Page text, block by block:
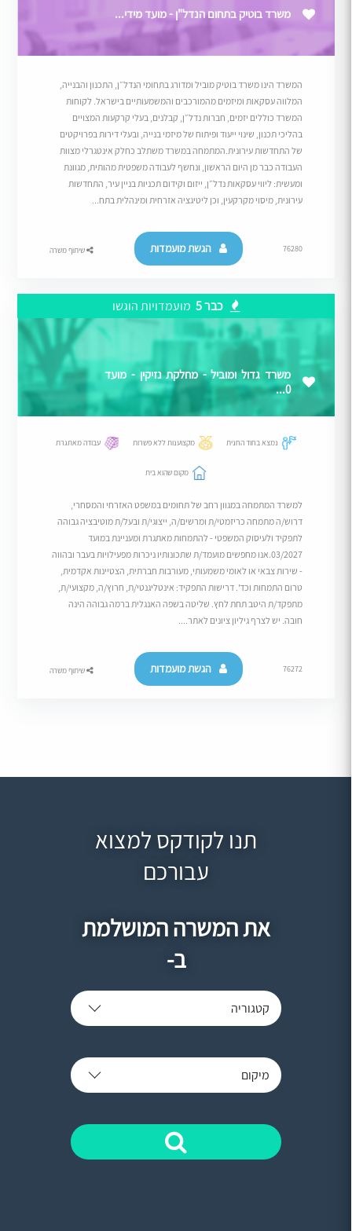
משרד בוטיק בתחום הנדל"ן - מועד מידי...
המשרד הינו משרד בוטיק מוביל ומדורג בתחומי הנדל״ן, התכנון והבנייה,
המלווה עסקאות ומיזמים מהמורכבים והמשמעותיים בישראל. לקוחות
המשרד כוללים יזמים, חברות נדל״ן, קבלנים, בעלי קרקעות המצויים
בהליכי תכנון, שינוי ייעוד ופיתוח של מיזמי בנייה, ובעלי דירות בפרויקטים
של התחדשות עירונית.המתמחה במשרד משתלב כחלק אינטגרלי מצוות
העבודה כבר מן היום הראשון, ונחשף לעבודה משפטית מהותית, מגוונת
ומעשית: ליווי עסקאות נדל״ן, ייזום וקידום תכניות בניין עיר, התחדשות
עירונית, מיסוי מקרקעין, וכן ליטיגציה אזרחית ומינהלית בתח...
76280 הגשת מועמדות שיתוף משרה
כבר 5 מועמדויות הוגשו
משרד גדול ומוביל - מחלקת נזיקין - מועד
0...
נמצא בחוד החנית מקצוענות ללא פשרות עבודה מאתגרת
מקום שהוא בית
למשרד המתמחה במגוון רחב של תחומים במשפט האזרחי והמסחרי,
דרוש/ה מתמחה כריזמטי/ת ומרשים/ה, ייצוגי/ת ובעל/ת מוטיבציה גבוהה
לתפקיד ולעיסוק המשפטי - להתמחות מאתגרת ומעניינת במועד
03/2027.אנו מחפשים מועמד/ת שתכונותיו ניכרות מפעילויות בעבר ובהווה
- שירות צבאי או לאומי משמעותי, מעורבות חברתית, הצטיינות אקדמית,
טרום התמחות וכד'. דרישות התפקיד: אינטליגנטי/ת, חרוץ/ה, מקצועי/ת,
מתפקד/ת היטב תחת לחץ. שליטה בשפה האנגלית ברמה גבוהה הינה
חובה. יש לצרף גיליון ציונים לאתר....
76272 הגשת מועמדות שיתוף משרה
תנו לקודקס למצוא
עבורכם
את המשרה המושלמת
ב-
קטגוריה
מיקום